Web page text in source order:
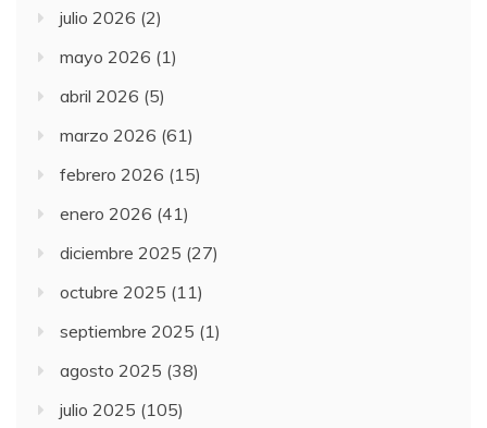
julio 2026 (2)
mayo 2026 (1)
abril 2026 (5)
marzo 2026 (61)
febrero 2026 (15)
enero 2026 (41)
diciembre 2025 (27)
octubre 2025 (11)
septiembre 2025 (1)
agosto 2025 (38)
julio 2025 (105)